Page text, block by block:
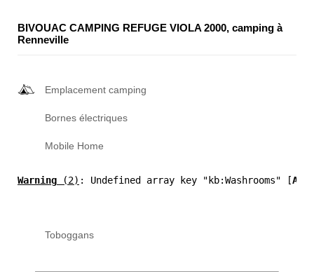
BIVOUAC CAMPING REFUGE VIOLA 2000, camping à
Renneville
Emplacement camping
Bornes électriques
Mobile Home
Warning (2) : Undefined array key "kb:Washrooms" [
Toboggans